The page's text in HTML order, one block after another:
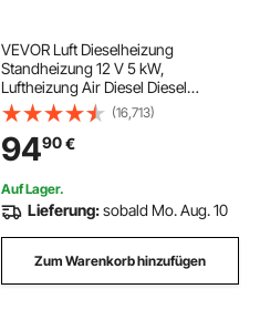
VEVOR Luft Dieselheizung
Standheizung 12 V 5 kW,
Luftheizung Air Diesel Diesel
Standheizung Lufterhitzer, 0,12–
0,52 L/Std. Dieselheizung mit LCD-
Display & Fernbedienung Air Diesel
Heizung
(16,713)
9490€
Auf Lager.
Lieferung:sobald Mo. Aug. 10
Zum Warenkorb hinzufügen